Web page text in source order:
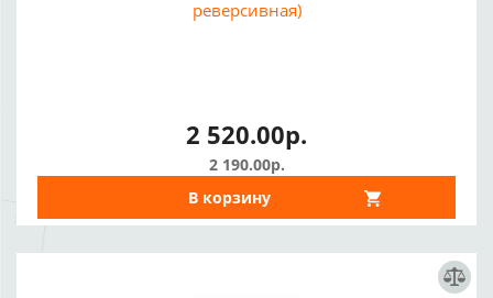
реверсивная)
2 520.00р.
2 190.00р.
В корзину